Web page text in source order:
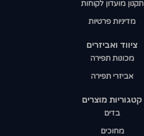
קטגוריות מוצרים​
בדים
מחוכים
ציווד ואביזרים
מכונות תפירה
אביזרי תפירה
תקנון מועדון לקוחות
מדיניות פרטיות